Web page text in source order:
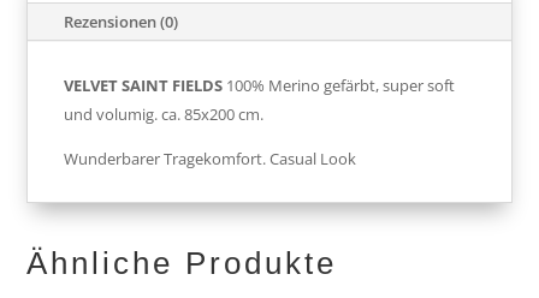
Rezensionen (0)
VELVET SAINT FIELDS 100% Merino gefärbt, super soft
und volumig. ca. 85x200 cm.
Wunderbarer Tragekomfort. Casual Look
Ähnliche Produkte